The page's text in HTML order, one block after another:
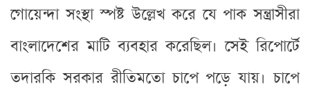
গোয়েন্দা সংস্থা স্পষ্ট উল্লেখ করে যে পাক সন্ত্রাসীরা
বাংলাদেশের মাটি ব্যবহার করেছিল। সেই রিপোর্টে
তদারকি সরকার রীতিমতো চাপে পড়ে যায়। চাপে